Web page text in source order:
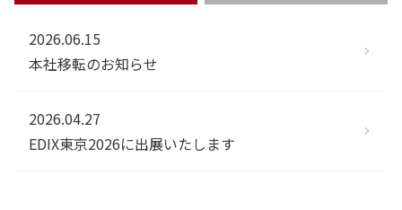
2026.06.15
本社移転のお知らせ
2026.04.27
EDIX東京2026に出展いたします